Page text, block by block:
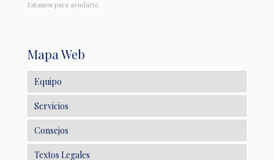
Estamos para ayudarte.
Mapa Web
Equipo
Servicios
Consejos
Textos Legales